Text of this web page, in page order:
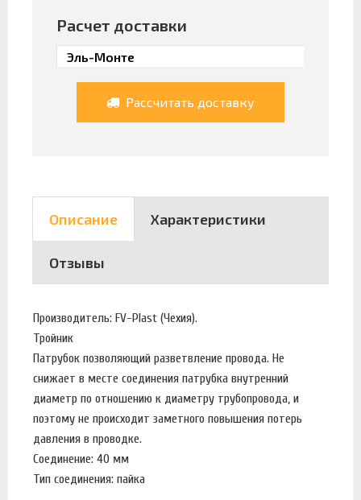
Расчет доставки
Рассчитать доставку
Описание Характеристики
Отзывы
Производитель: FV-Plast (Чехия).
Тройник
Патрубок позволяющий разветвление провода. Не
снижает в месте соединения патрубка внутренний
диаметр по отношению к диаметру трубопровода, и
поэтому не происходит заметного повышения потерь
давления в проводке.
Соединение: 40 мм
Тип соединения: пайка